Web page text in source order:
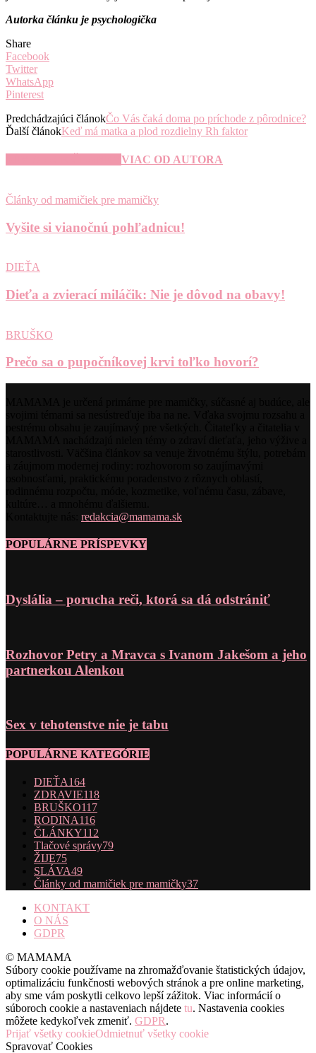
Autorka článku je psychologička
Share
Facebook
Twitter
WhatsApp
Pinterest
Predchádzajúci článokČo Vás čaká doma po príchode z pôrodnice?
Ďalší článokKeď má matka a plod rozdielny Rh faktor
VIAC OD AUTORA
Články od mamičiek pre mamičky
Vyšite si vianočnú pohľadnicu!
DIEŤA
Dieťa a zvierací miláčik: Nie je dôvod na obavy!
BRUŠKO
Prečo sa o pupočníkovej krvi toľko hovorí?
redakcia@mamama.sk
POPULÁRNE PRÍSPEVKY
Dyslália – porucha reči, ktorá sa dá odstrániť
Rozhovor Petry a Mravca s Ivanom Jakešom a jeho
partnerkou Alenkou
Sex v tehotenstve nie je tabu
POPULÁRNE KATEGÓRIE
DIEŤA164
ZDRAVIE118
BRUŠKO117
RODINA116
ČLÁNKY112
Tlačové správy79
ŽIJE75
SLÁVA49
Články od mamičiek pre mamičky37
KONTAKT
O NÁS
GDPR
© MAMAMA
Súbory cookie používame na zhromažďovanie štatistických údajov,
optimalizáciu funkčnosti webových stránok a pre online marketing,
aby sme vám poskytli celkovo lepší zážitok. Viac informácií o
súboroch cookie a nastaveniach nájdete tu. Nastavenia cookies
môžete kedykoľvek zmeniť. GDPR.
Prijať všetky cookieOdmietnuť všetky cookie
Spravovať Cookies